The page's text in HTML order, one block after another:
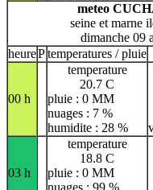
meteo
seine et marne
dimanche 09
heurePtemperatures / pluie
00 h
temperature
20.7 C
pluie : 0 MM
nuages : 7 %
humidite : 28 %
03 h
temperature
18.8 C
pluie : 0 MM
nuages : 99 %